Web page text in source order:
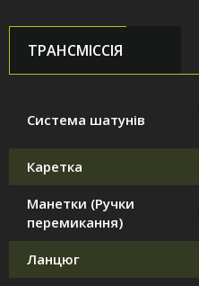
ТРАНСМІССІЯ
Система шатунів
Каретка
Манетки (Ручки
перемикання)
Ланцюг